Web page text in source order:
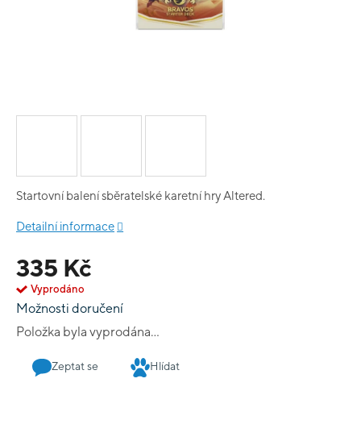
335 Kč
Vyprodáno
Možnosti doručení
Položka byla vyprodána…
Startovní balení sběratelské karetní hry Altered.
Detailní informace
Zeptat se Hlídat